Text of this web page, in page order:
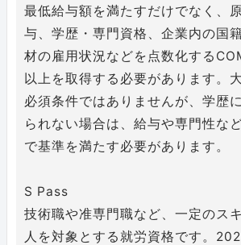
最低給与額を満たすだけでなく、
与、学歴・専門資格、企業内の国
材の雇用状況などを点数化する
以上を取得する必要があります。
必須条件ではありませんが、学歴
られない場合は、給与や専門性な
で基準を満たす必要があります。
S Pass
技術職や准専門職など、一定のス
人を対象とする就労資格です。